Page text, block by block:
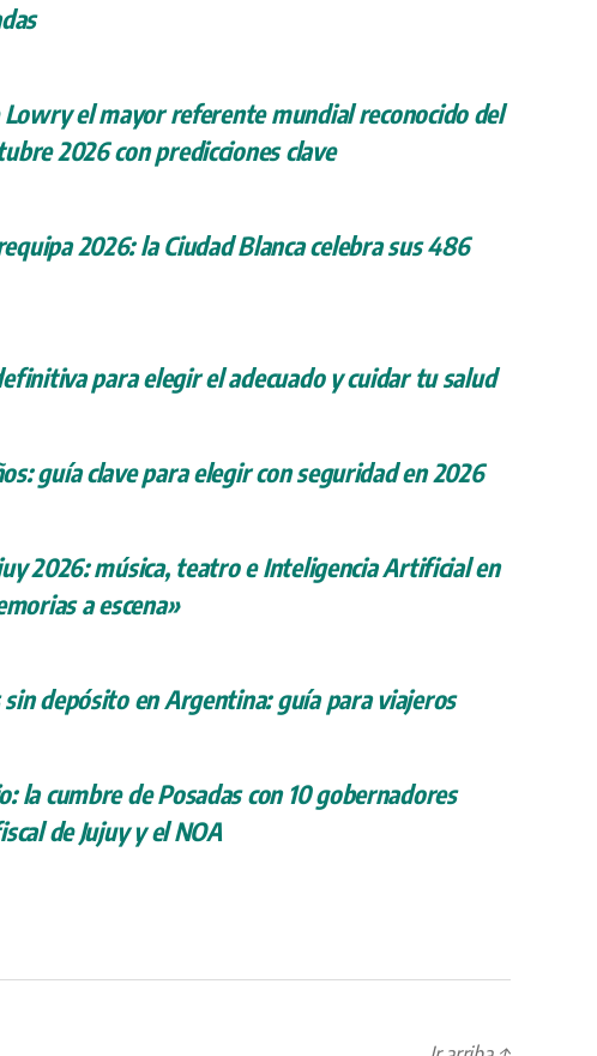
Lowry el mayor referente mundial reconocido del
2026 con predicciones clave
2026: la Ciudad Blanca celebra sus 486
para elegir el adecuado y cuidar tu salud
guía clave para elegir con seguridad en 2026
2026: música, teatro e Inteligencia Artificial en
a escena»
depósito en Argentina: guía para viajeros
la cumbre de Posadas con 10 gobernadores
de Jujuy y el NOA